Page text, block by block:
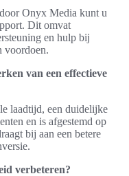
Onyx Media kunt u
Dit omvat
en hulp bij
voordoen.
van een effectieve
laadtijd, een duidelijke
en is afgestemd op
bij aan een betere
verbeteren?